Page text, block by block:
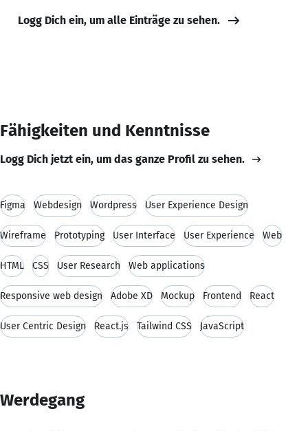
Logg Dich ein, um alle Einträge zu sehen.
Fähigkeiten und Kenntnisse
Logg Dich jetzt ein, um das ganze Profil zu sehen.
Figma Webdesign Wordpress User Experience Design
Wireframe Prototyping User Interface User Experience Web
HTML CSS User Research Web applications
Responsive web design Adobe XD Mockup Frontend React
User Centric Design React.js Tailwind CSS JavaScript
Werdegang